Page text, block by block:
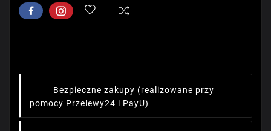
Bezpieczne zakupy (realizowane przy
pomocy Przelewy24 i PayU)